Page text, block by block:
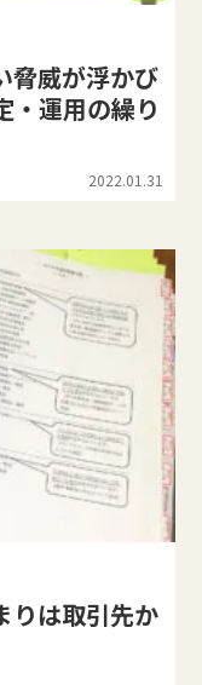
脅威が浮かび
・運用の繰り
2022.01.31
りは取引先か